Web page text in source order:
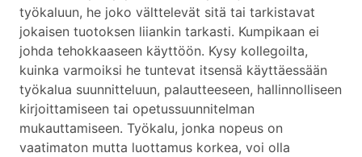
työkaluun, he joko välttelevät sitä tai tarkistavat
jokaisen tuotoksen liiankin tarkasti. Kumpikaan ei
johda tehokkaaseen käyttöön. Kysy kollegoilta,
kuinka varmoiksi he tuntevat itsensä käyttäessään
työkalua suunnitteluun, palautteeseen, hallinnolliseen
kirjoittamiseen tai opetussuunnitelman
mukauttamiseen. Työkalu, jonka nopeus on
vaatimaton mutta luottamus korkea, voi olla